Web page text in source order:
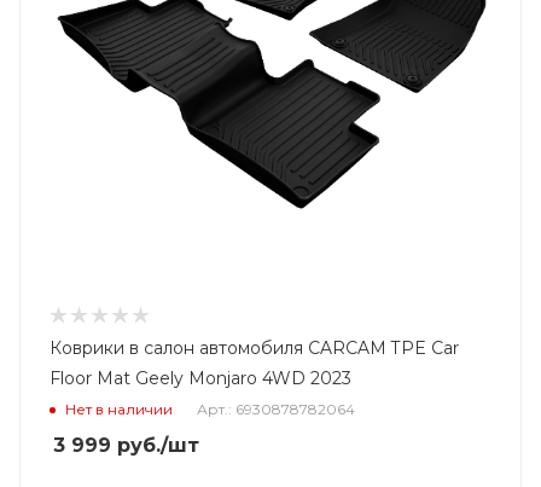
Коврики в салон автомобиля CARCAM TPE Car
Floor Mat Geely Monjaro 4WD 2023
Нет в наличии Арт.: 6930878782064
3 999 руб./шт